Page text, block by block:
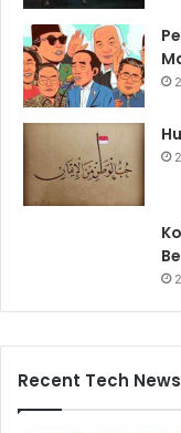
Recent Tech News